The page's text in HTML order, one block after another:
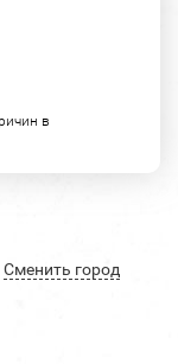
в
Cменить город